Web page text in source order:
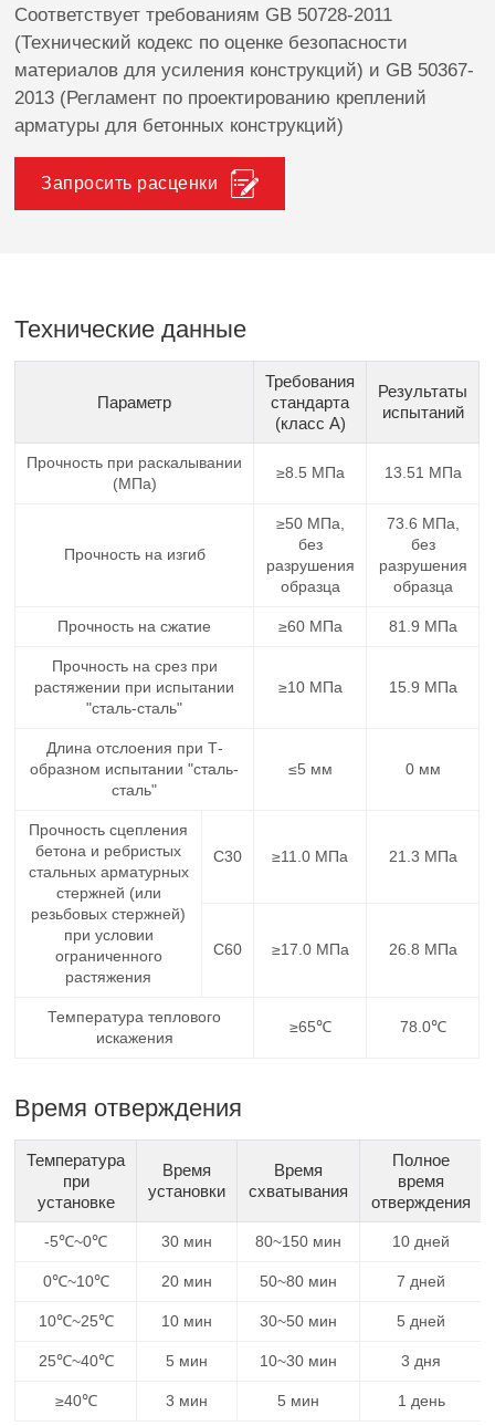
Соответствует требованиям GB 50728-2011
(Технический кодекс по оценке безопасности
материалов для усиления конструкций) и GB 50367-
2013 (Регламент по проектированию креплений
арматуры для бетонных конструкций)
Запросить расценки
Технические данные
Параметр
Требования
стандарта
(класс A)
Результаты
испытаний
Прочность при раскалывании
(МПа)
≥8.5 МПа 13.51 МПа
Прочность на изгиб
≥50 МПа,
без
разрушения
образца
73.6 МПа,
без
разрушения
образца
Прочность на сжатие ≥60 МПа 81.9 МПа
Прочность на срез при
растяжении при испытании
"сталь-сталь"
≥10 МПа 15.9 МПа
Длина отслоения при Т-
образном испытании "сталь-
сталь"
≤5 мм 0 мм
Прочность сцепления
бетона и ребристых
стальных арматурных
стержней (или
резьбовых стержней)
при условии
ограниченного
растяжения
C30 ≥11.0 МПа 21.3 МПа
C60 ≥17.0 МПа 26.8 МПа
Температура теплового
искажения
≥65℃ 78.0℃
Время отверждения
Температура
при
установке
Время
установки
Время
схватывания
Полное
время
отверждения
-5℃~0℃ 30 мин 80~150 мин 10 дней
0℃~10℃ 20 мин 50~80 мин 7 дней
10℃~25℃ 10 мин 30~50 мин 5 дней
25℃~40℃ 5 мин 10~30 мин 3 дня
≥40℃ 3 мин 5 мин 1 день